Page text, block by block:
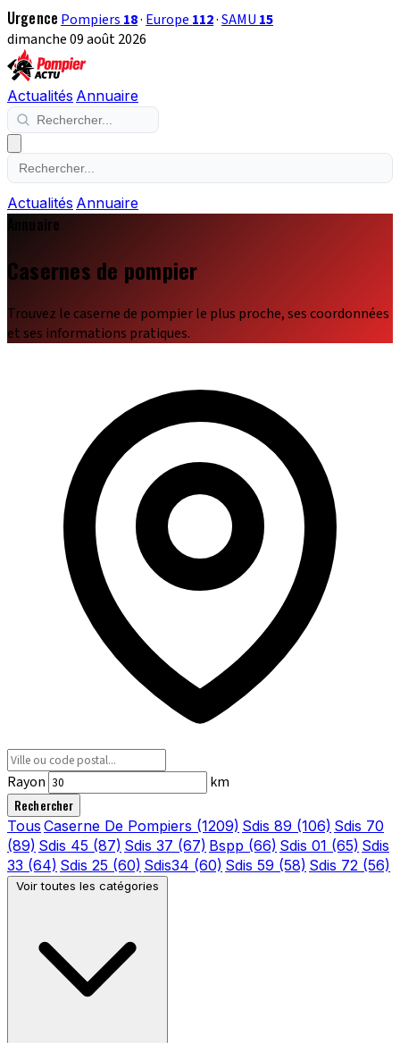
Urgence Pompiers 18· Europe 112·SAMU 15
dimanche 09 août 2026
Actualités Annuaire
Actualités Annuaire
Annuaire
Casernes de pompier
Trouvez le caserne de pompier le plus proche, ses coordonnées
et ses informations pratiques.
Rayon km
Rechercher
Tous Caserne De Pompiers (1209) Sdis 89 (106) Sdis 70
(89) Sdis 45 (87) Sdis 37 (67) Bspp (66) Sdis 01 (65) Sdis
33 (64) Sdis 25 (60) Sdis34 (60) Sdis 59 (58) Sdis 72 (56)
Voir toutes les catégories